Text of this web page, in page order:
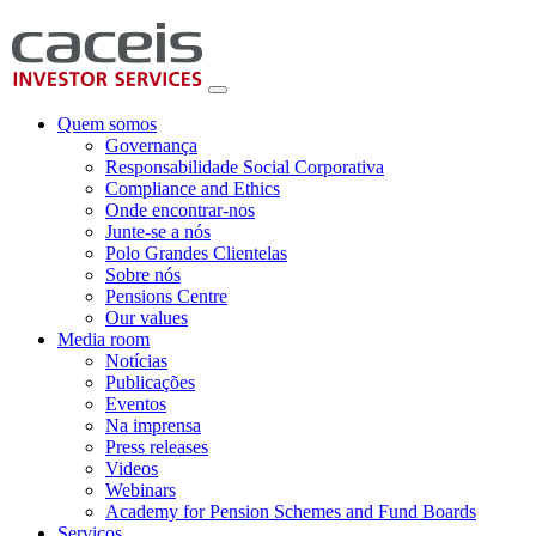
Quem somos
Governança
Responsabilidade Social Corporativa
Compliance and Ethics
Onde encontrar-nos
Junte-se a nós
Polo Grandes Clientelas
Sobre nós
Pensions Centre
Our values
Media room
Notícias
Publicações
Eventos
Na imprensa
Press releases
Videos
Webinars
Academy for Pension Schemes and Fund Boards